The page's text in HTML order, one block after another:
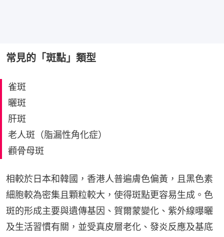
常見的「斑點」類型
雀斑
曬斑
肝斑
老人斑（脂漏性角化症）
顴骨母斑
相較於日本和韓國，香港人普遍膚色偏黃，且黑色素
細胞較為密集且顆粒較大，使得斑點更容易生成。色
斑的形成主要與遺傳基因、賀爾蒙變化、紫外線曝曬
及生活習慣有關，並受真皮層老化、發炎反應及基底